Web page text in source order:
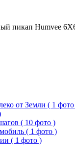
пикап Humvee
от Земли ( 1
( 10 фото )
( 1 фото )
( 1 фото )